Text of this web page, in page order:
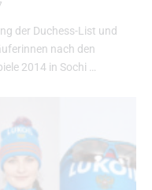
der Duchess-List und
nach den
2014 in Sochi …